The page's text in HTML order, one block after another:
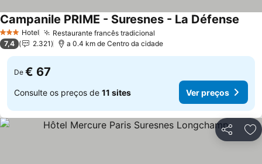
3 EstrelasHotel Restaurante francês tradicional
Campanile PRIME - Suresnes - La Défense
7,4 2.321 a 0.4 km de Centro da cidade
De € 67
Consulte os preços de 11 sites Ver preços
Partilhar